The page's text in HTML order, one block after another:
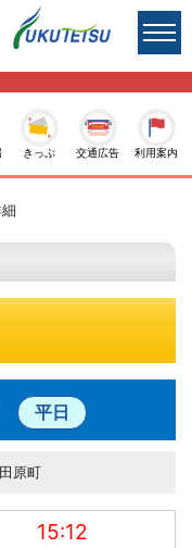
きっぷ 交通広告 利用案内
平日
原町
15:12